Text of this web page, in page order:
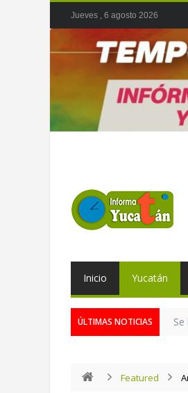
Jueves , 6 agosto 2026
Inicio Yucatán
ÚLTIMAS NOTICIAS
Featured